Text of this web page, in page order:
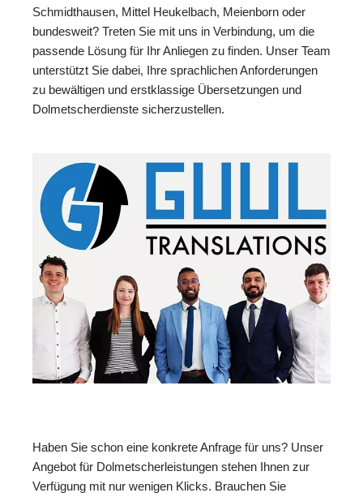
Schmidthausen, Mittel Heukelbach, Meienborn oder
bundesweit? Treten Sie mit uns in Verbindung, um die
passende Lösung für Ihr Anliegen zu finden. Unser Team
unterstützt Sie dabei, Ihre sprachlichen Anforderungen
zu bewältigen und erstklassige Übersetzungen und
Dolmetscherdienste sicherzustellen.
Haben Sie schon eine konkrete Anfrage für uns? Unser
Angebot für Dolmetscherleistungen stehen Ihnen zur
Verfügung mit nur wenigen Klicks. Brauchen Sie